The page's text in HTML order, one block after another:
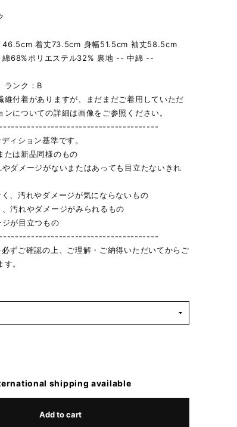
46.5cm 着丈73.5cm 身幅51.5cm 袖丈58.5cm
綿68%ポリエステル32% 裏地 -- 中綿 --
ランク：B
維付着がありますが、まだまだご着用していただ
ンについての詳細は画像をご参照ください。
ィション基準です。
たは新品同様のもの
やダメージがないまたはあっても目立たないきれ
く、汚れやダメージが気にならないもの
、汚れやダメージがみられるもの
ジが目立つもの
ずご確認の上、ご理解・ご納得いただいてからご
。
shipping available
Add to cart